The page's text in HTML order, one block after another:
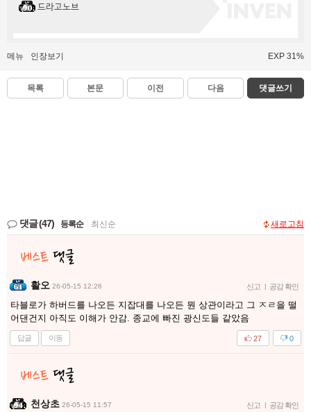
드라고노브
메뉴 인장보기 EXP 31%
목록 본문 이전 다음 댓글쓰기
댓글(47) 등록순 최신순 새로고침
활오 26-05-15 12:26 신고 | 공감 확인
타블로가 하버드를 나오든 지잡대를 나오든 뭔 상관이라고 그 ㅈㄹ을 떨
어댄건지 아직도 이해가 안감. 종교에 빠진 광신도들 같았음
답글 이동 0
27
천상초 26-05-15 11:57 신고 | 공감 확인